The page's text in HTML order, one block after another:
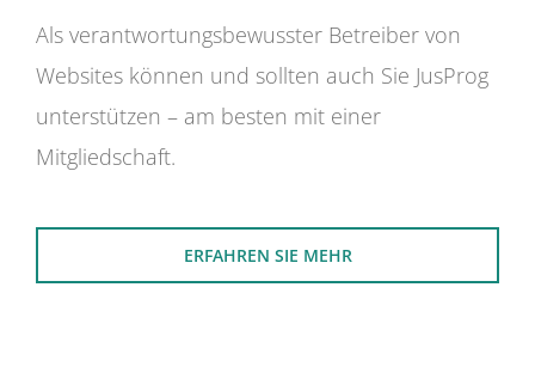
Als verantwortungsbewusster Betreiber von
Websites können und sollten auch Sie JusProg
unterstützen – am besten mit einer
Mitgliedschaft.
ERFAHREN SIE MEHR